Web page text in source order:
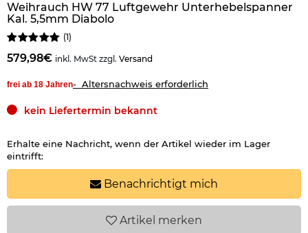
Weihrauch HW 77 Luftgewehr Unterhebelspanner
Kal. 5,5mm Diabolo
(1)
579,98€ inkl. MwSt zzgl. Versand
frei ab 18 Jahren- Altersnachweis erforderlich
kein Liefertermin bekannt
Erhalte eine Nachricht, wenn der Artikel wieder im Lager
eintrifft:
Benachrichtigt mich
Artikel merken